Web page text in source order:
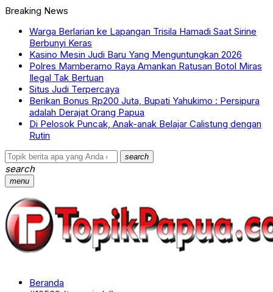
Breaking News
Warga Berlarian ke Lapangan Trisila Hamadi Saat Sirine
Berbunyi Keras
Kasino Mesin Judi Baru Yang Menguntungkan 2026
Polres Mamberamo Raya Amankan Ratusan Botol Miras
Ilegal Tak Bertuan
Situs Judi Terpercaya
Berikan Bonus Rp200 Juta, Bupati Yahukimo : Persipura
adalah Derajat Orang Papua
Di Pelosok Puncak, Anak-anak Belajar Calistung dengan
Rutin
search
search
menu
Beranda